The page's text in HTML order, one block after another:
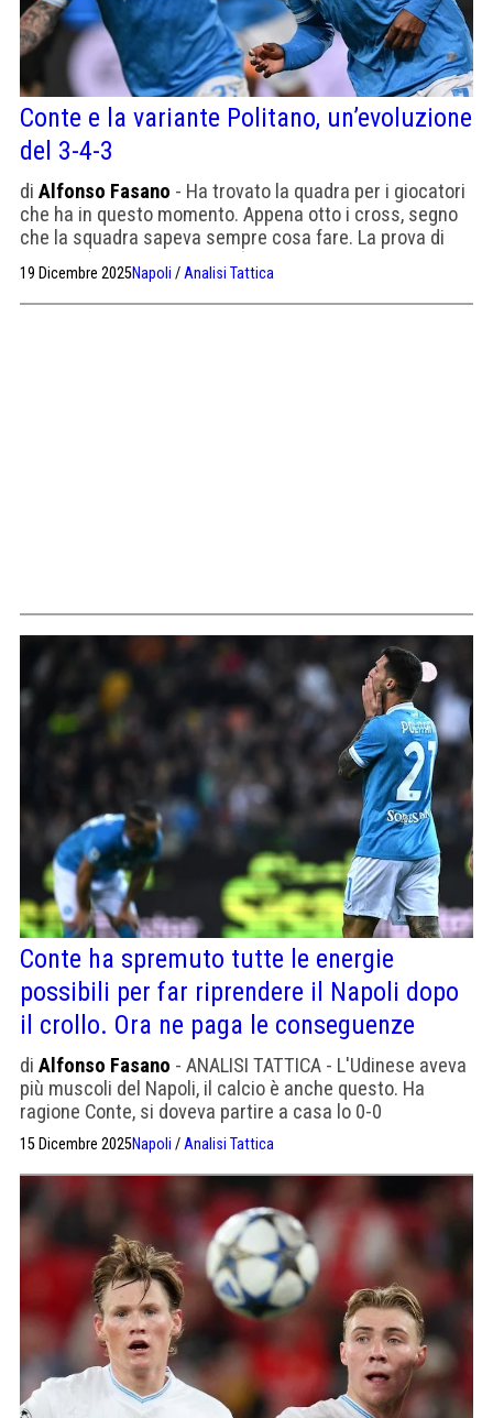
Conte e la variante Politano, un’evoluzione
del 3-4-3
di Alfonso Fasano - Ha trovato la quadra per i giocatori
che ha in questo momento. Appena otto i cross, segno
che la squadra sapeva sempre cosa fare. La prova di
Hojlund (ma anche di Neres)
19 Dicembre 2025Napoli /Analisi Tattica
Conte ha spremuto tutte le energie
possibili per far riprendere il Napoli dopo
il crollo. Ora ne paga le conseguenze
di Alfonso Fasano - ANALISI TATTICA - L'Udinese aveva
più muscoli del Napoli, il calcio è anche questo. Ha
ragione Conte, si doveva partire a casa lo 0-0
15 Dicembre 2025Napoli /Analisi Tattica